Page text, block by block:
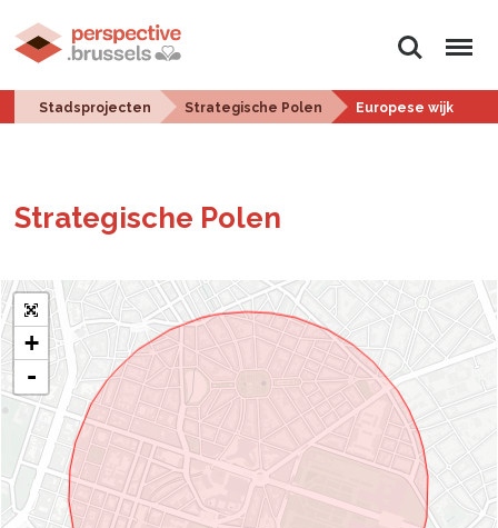
Zoeken Menu
Stadsprojecten Strategische Polen Europese wijk
Stra­te­gi­sche Polen
+
-